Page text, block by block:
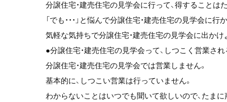
分譲住宅・建売住宅の見学会に行って、得することは
「でも・・・」と悩んで分譲住宅・建売住宅の見学会に行
気軽な気持ちで分譲住宅・建売住宅の見学会に出かけ
●分譲住宅・建売住宅の見学会って、しつこく営業され
分譲住宅・建売住宅の見学会では営業しません。
基本的に、しつこい営業は行っていません。
わからないことはいつでも聞いて欲しいので、たま